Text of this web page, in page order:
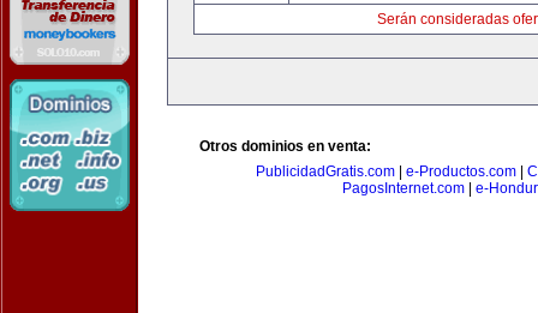
Serán consideradas
Otros dominios en venta:
PublicidadGratis.com
e-Productos.com
PagosInternet.com
e-